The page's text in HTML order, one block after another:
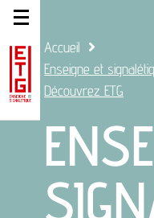
Accueil
Enseigne et
Découvrez ETG